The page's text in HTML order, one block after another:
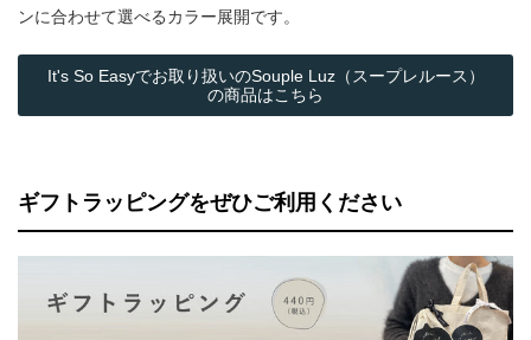
ンに合わせて選べるカラー展開です。
It's So Easyでお取り扱いのSouple Luz（スープレルース）
の商品はこちら
ギフトラッピングをぜひご利用ください